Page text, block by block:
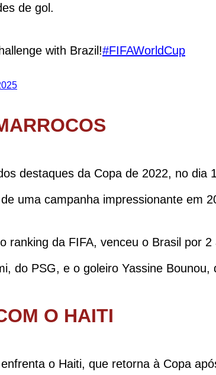
de gol.
with Brazil!#FIFAWorldCup
destaques da Copa de 2022, no
uma campanha impressionante em
ranking da FIFA, venceu o Brasil por
do PSG, e o goleiro Yassine Bounou,
O HAITI
o Haiti, que retorna à Copa